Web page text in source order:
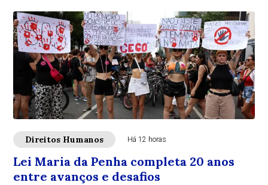
Direitos Humanos Há 12 horas
Lei Maria da Penha completa 20 anos
entre avanços e desafios